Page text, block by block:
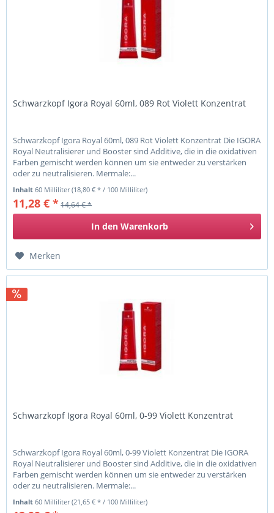
Schwarzkopf Igora Royal 60ml, 089 Rot Violett Konzentrat
Schwarzkopf Igora Royal 60ml, 089 Rot Violett Konzentrat Die IGORA
Royal Neutralisierer und Booster sind Additive, die in die oxidativen
Farben gemischt werden können um sie entweder zu verstärken
oder zu neutralisieren. Mermale:...
Inhalt60 Milliliter(18,80 € * / 100 Milliliter)
11,28 € *14,64 € *
In den Warenkorb
Merken
Schwarzkopf Igora Royal 60ml, 0-99 Violett Konzentrat
Schwarzkopf Igora Royal 60ml, 0-99 Violett Konzentrat Die IGORA
Royal Neutralisierer und Booster sind Additive, die in die oxidativen
Farben gemischt werden können um sie entweder zu verstärken
oder zu neutralisieren. Mermale:...
Inhalt60 Milliliter(21,65 € * / 100 Milliliter)